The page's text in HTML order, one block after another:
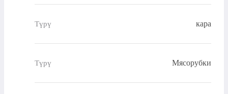
Түрү кара
Түрү Мясорубки